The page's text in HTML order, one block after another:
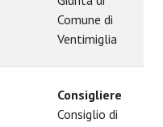
Comune di
Ventimiglia
Consigliere
Consiglio di